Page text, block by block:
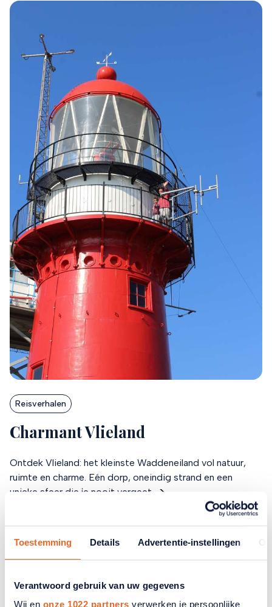
Toestemming Details Advertentie-instellingen
Verantwoord gebruik van uw gegevens
Wij en onze 1022 partners verwerken je persoonlijke
Reisverhalen
Charmant Vlieland
Ontdek Vlieland: het kleinste Waddeneiland vol natuur,
ruimte en charme. Eén dorp, oneindig strand en een
unieke sfeer die je nooit vergeet.